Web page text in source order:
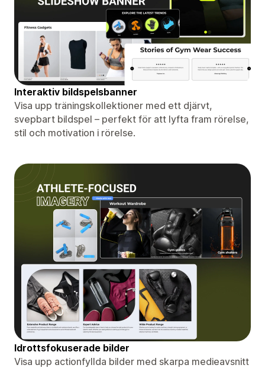
Interaktiv bildspelsbanner
Visa upp träningskollektioner med ett djärvt,
svepbart bildspel – perfekt för att lyfta fram rörelse,
stil och motivation i rörelse.
Idrottsfokuserade bilder
Visa upp actionfyllda bilder med skarpa medieavsnitt